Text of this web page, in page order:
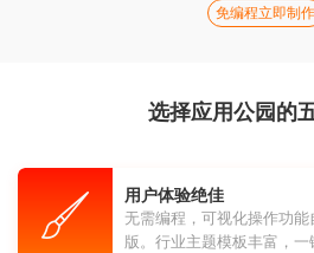
免编程立即制作
选择应用公园的
用户体验绝佳
无需编程，可视化操作功
版。行业主题模板丰富，一